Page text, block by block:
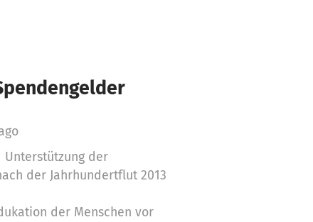
Unterstützung der
der Jahrhundertflut 2013
der Menschen vor